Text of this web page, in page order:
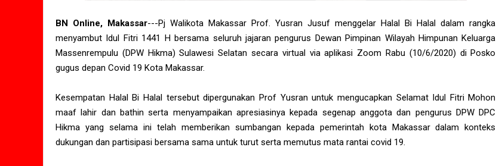
BN Online, Makassar---Pj Walikota Makassar Prof. Yusran Jusuf menggelar Halal Bi Halal dalam rangka
menyambut Idul Fitri 1441 H bersama seluruh jajaran pengurus Dewan Pimpinan Wilayah Himpunan Keluarga
Massenrempulu (DPW Hikma) Sulawesi Selatan secara virtual via aplikasi Zoom Rabu (10/6/2020) di Posko
gugus depan Covid 19 Kota Makassar.
Kesempatan Halal Bi Halal tersebut dipergunakan Prof Yusran untuk mengucapkan Selamat Idul Fitri Mohon
maaf lahir dan bathin serta menyampaikan apresiasinya kepada segenap anggota dan pengurus DPW DPC
Hikma yang selama ini telah memberikan sumbangan kepada pemerintah kota Makassar dalam konteks
dukungan dan partisipasi bersama sama untuk turut serta memutus mata rantai covid 19.